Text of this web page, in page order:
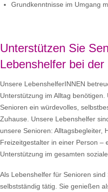
Grundkenntnisse im Umgang
Unterstützen Sie
Lebenshelfer bei
Unsere LebenshelferINNEN
Unterstützung im Alltag
Senioren ein würdevolles,
Zuhause. Unsere Lebenshelfer
unsere Senioren: Alltagsbegleiter,
Freizeitgestalter in einer Person –
Unterstützung im gesamten
Als Lebenshelfer für Senioren
selbstständig tätig. Sie genießen